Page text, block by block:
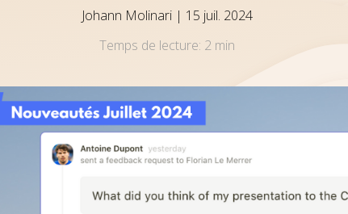
Johann Molinari | 15 juil. 2024
Temps de lecture: 2 min